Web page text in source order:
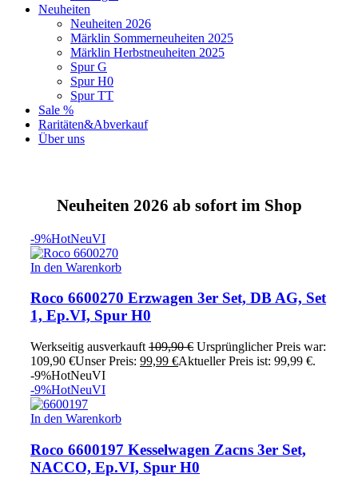
Neuheiten
Neuheiten 2026
Märklin Sommerneuheiten 2025
Märklin Herbstneuheiten 2025
Spur G
Spur H0
Spur TT
Sale %
Raritäten&Abverkauf
Über uns
Neuheiten 2026 ab sofort im Shop
-9%HotNeuVI
In den Warenkorb
Roco 6600270 Erzwagen 3er Set, DB AG, Set
1, Ep.VI, Spur H0
Werkseitig ausverkauft 109,90€ Ursprünglicher Preis war:
109,90 €Unser Preis: 99,99 €Aktueller Preis ist: 99,99 €.
-9%HotNeuVI
-9%HotNeuVI
In den Warenkorb
Roco 6600197 Kesselwagen Zacns 3er Set,
NACCO, Ep.VI, Spur H0